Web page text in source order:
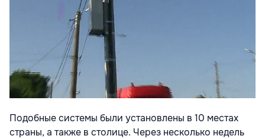
Подобные системы были установлены в 10 местах
страны, а также в столице. Через несколько недель